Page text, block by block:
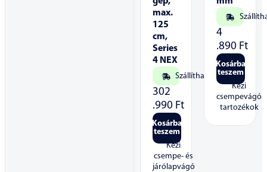
max.
125
cm,
Series
4 NEX
Szállítható
302
.990 Ft
Kosárba
teszem
Kézi
csempe- és
járólapvágó
4
.890 Ft
Kosárba
teszem
Kézi
csempevágó
tartozékok